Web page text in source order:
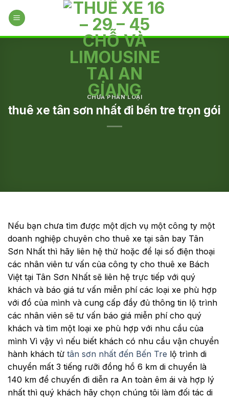
CHƯA PHÂN LOẠI
thuê xe tân sơn nhất đi bến tre trọn gói
Nếu bạn chưa tìm được một dịch vụ một công ty một
doanh nghiệp chuyên cho thuê xe tại sân bay Tân
Sơn Nhất thì hãy liên hệ thử hoặc để lại số điện thoại
các nhân viên tư vấn của công ty cho thuê xe Bách
Việt tại Tân Sơn Nhất sẽ liên hệ trực tiếp với quý
khách và báo giá tư vấn miễn phí các loại xe phù hợp
với đồ của mình và cung cấp đầy đủ thông tin lộ trình
các nhân viên sẽ tư vấn báo giá miễn phí cho quý
khách và tìm một loại xe phù hợp với nhu cầu của
mình Vì vậy vì nếu biết khách có nhu cầu vận chuyển
hành khách từ tân sơn nhất đến Bến Tre lộ trình di
chuyển mất 3 tiếng rưỡi đồng hồ 6 km di chuyển là
140 km để chuyến đi diễn ra An toàn êm ái và hợp lý
nhất thì quý khách hãy chọn chúng tôi làm đối tác di